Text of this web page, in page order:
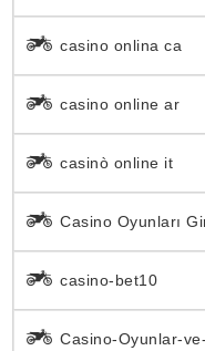
casino onlina ca
casino online ar
casinò online it
Casino Oyunları
casino-bet10
Casino-Oyunlar-